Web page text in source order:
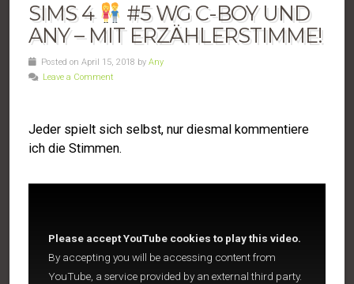
SIMS 4
#5 WG C-BOY UND
ANY – MIT ERZÄHLERSTIMME!
Posted on April 15, 2018 by Any
Leave a Comment
Jeder spielt sich selbst, nur diesmal kommentiere
ich die Stimmen.
Please accept YouTube cookies to play this video.
By accepting you will be accessing content from
YouTube, a service provided by an external third party.